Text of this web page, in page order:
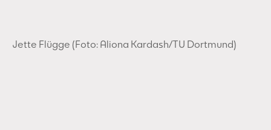
Jette Flügge (Foto: Aliona Kardash/TU Dortmund)